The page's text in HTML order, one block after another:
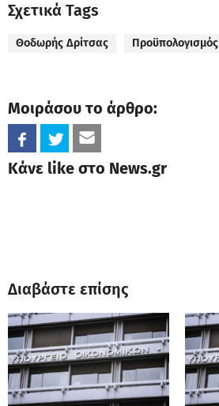
Σχετικά Tags
Θοδωρής Δρίτσας Προϋπολογισμός
Μοιράσου το άρθρο:
Κάνε like στο News.gr
Διαβάστε επίσης